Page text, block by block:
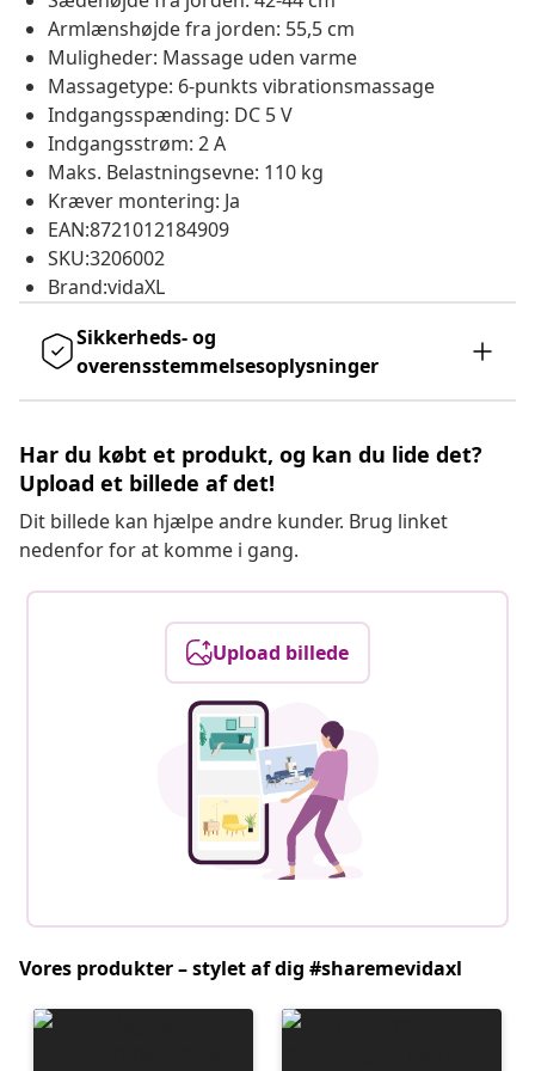
Armlænshøjde fra jorden: 55,5 cm
Muligheder: Massage uden varme
Massagetype: 6-punkts vibrationsmassage
Indgangsspænding: DC 5 V
Indgangsstrøm: 2 A
Maks. Belastningsevne: 110 kg
Kræver montering: Ja
EAN:8721012184909
SKU:3206002
Brand:vidaXL
Sikkerheds- og
overensstemmelsesoplysninger
Har du købt et produkt, og kan du lide det?
Upload et billede af det!
Dit billede kan hjælpe andre kunder. Brug linket
nedenfor for at komme i gang.
Upload billede
Vores produkter – stylet af dig #sharemevidaxl